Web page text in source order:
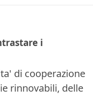
i
di cooperazione
rinnovabili, delle